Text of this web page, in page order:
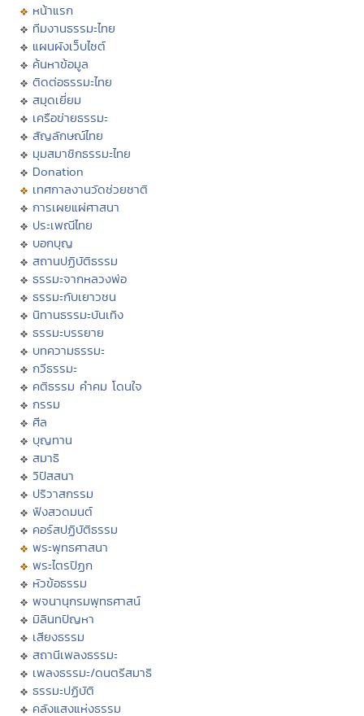
หน้าแรก
ทีมงานธรรมะไทย
แผนผังเว็บไซต์
ค้นหาข้อมูล
ติดต่อธรรมะไทย
สมุดเยี่ยม
เครือข่ายธรรมะ
สัญลักษณ์ไทย
มุมสมาชิกธรรมะไทย
Donation
เทศกาลงานวัดช่วยชาติ
การเผยแผ่ศาสนา
ประเพณีไทย
บอกบุญ
สถานปฏิบัติธรรม
ธรรมะจากหลวงพ่อ
ธรรมะกับเยาวชน
นิทานธรรมะบันเทิง
ธรรมะบรรยาย
บทความธรรมะ
กวีธรรมะ
คติธรรม คำคม โดนใจ
กรรม
ศีล
บุญทาน
สมาธิ
วิปัสสนา
ปริวาสกรรม
ฟังสวดมนต์
คอร์สปฏิบัติธรรม
พระพุทธศาสนา
พระไตรปิฏก
หัวข้อธรรม
พจนานุกรมพุทธศาสน์
มิลินทปัญหา
เสียงธรรม
สถานีเพลงธรรมะ
เพลงธรรมะ/ดนตรีสมาธิ
ธรรมะปฏิบัติ
คลังแสงแห่งธรรม